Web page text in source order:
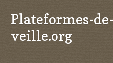
Aller
à
la
Aller
au
contenu
Plateformes-de-
veille.org